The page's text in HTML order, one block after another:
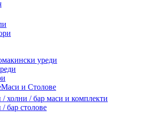
уреди
Маси и Столове
/ холни / бар маси и комплекти
/ бар столове